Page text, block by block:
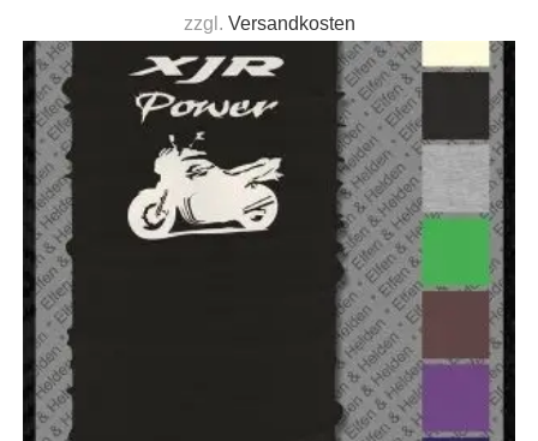
zzgl. Versandkosten